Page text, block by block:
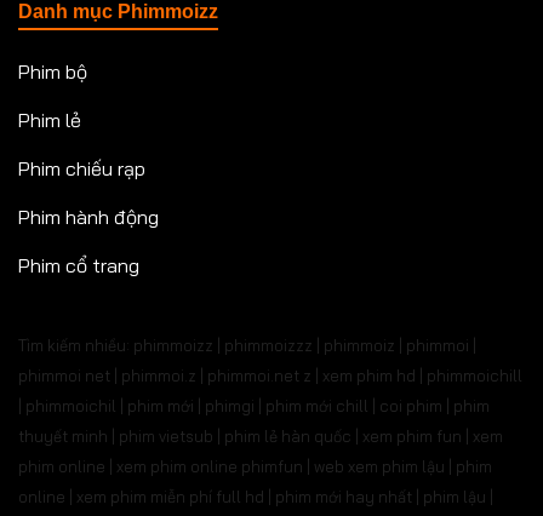
Danh mục Phimmoizz
Phim bộ
Phim lẻ
Phim chiếu rạp
Phim hành động
Phim cổ trang
Tìm kiếm nhiều: phimmoizz | phimmoizzz | phimmoiz | phimmoi |
phimmoi net | phimmoi.z | phimmoi.net z | xem phim hd | phimmoichill
| phimmoichil | phim mới | phimgi | phim mới chill | coi phim | phim
thuyết minh | phim vietsub | phim lẻ hàn quốc | xem phim fun | xem
phim online | xem phim online phimfun | web xem phim lậu | phim
online | xem phim miễn phí full hd | phim mới hay nhất | phim lậu |